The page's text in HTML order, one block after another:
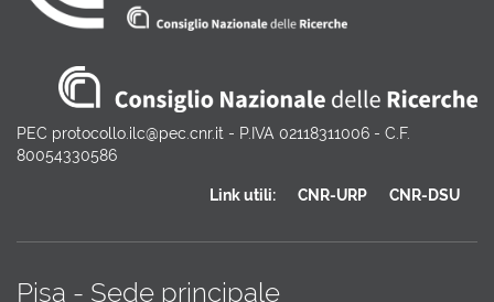
PEC protocollo.ilc@pec.cnr.it - P.IVA 02118311006 - C.F.
80054330586
Link utili: CNR-URP CNR-DSU
Pisa - Sede principale